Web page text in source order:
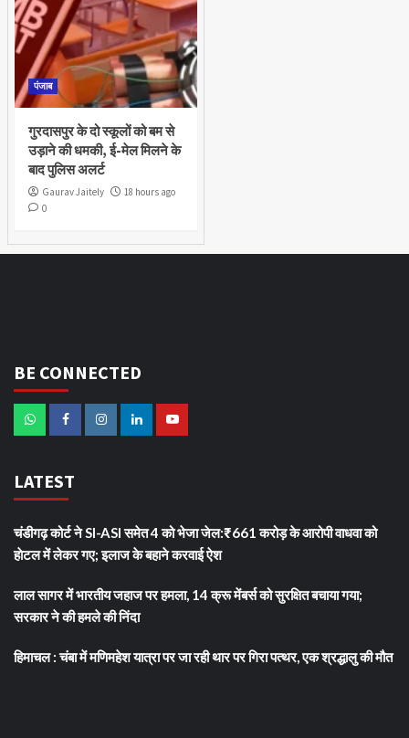
पंजाब
गुरदासपुर के दो स्कूलों को बम से
उड़ाने की धमकी, ई-मेल मिलने के
बाद पुलिस अलर्ट
Gaurav Jaitely
18 hours ago
0
BE CONNECTED
LATEST
चंडीगढ़ कोर्ट ने SI-ASI समेत 4 को भेजा जेल:₹661 करोड़ के आरोपी वाधवा को
हाेटल में लेकर गए; इलाज के बहाने करवाई ऐश
लाल सागर में भारतीय जहाज पर हमला, 14 क्रू मेंबर्स को सुरक्षित बचाया गया;
सरकार ने की हमले की निंदा
हिमाचल : चंबा में मणिमहेश यात्रा पर जा रही थार पर गिरा पत्थर, एक श्रद्धालु की मौत